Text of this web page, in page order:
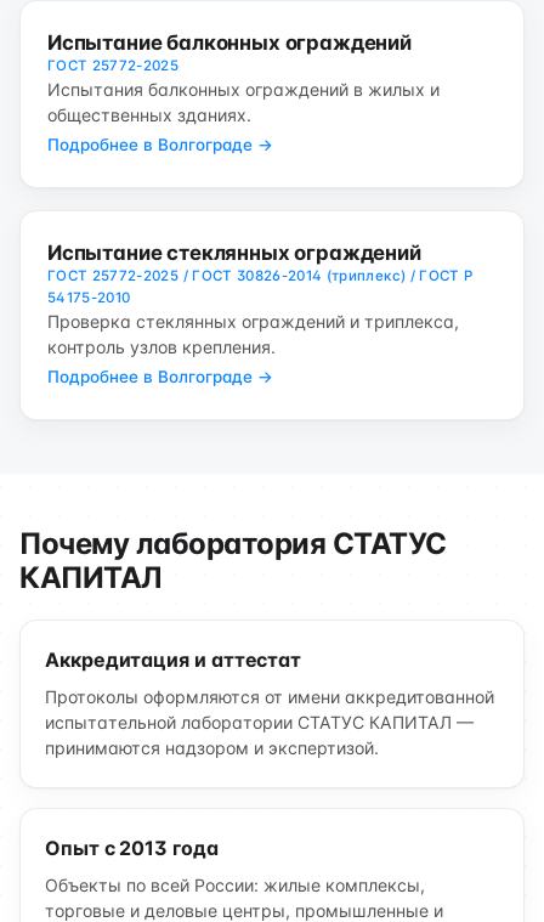
Испытание балконных ограждений
ГОСТ 25772-2025
Испытания балконных ограждений в жилых и
общественных зданиях.
Подробнее в Волгограде →
Испытание стеклянных ограждений
ГОСТ 25772-2025 / ГОСТ 30826-2014 (триплекс) / ГОСТ Р
54175-2010
Проверка стеклянных ограждений и триплекса,
контроль узлов крепления.
Подробнее в Волгограде →
Почему лаборатория СТАТУС
КАПИТАЛ
Аккредитация и аттестат
Протоколы оформляются от имени аккредитованной
испытательной лаборатории СТАТУС КАПИТАЛ —
принимаются надзором и экспертизой.
Опыт с 2013 года
Объекты по всей России: жилые комплексы,
торговые и деловые центры, промышленные и